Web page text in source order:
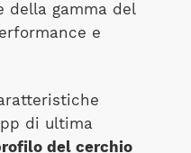
della gamma del
e
di ultima
del cerchio